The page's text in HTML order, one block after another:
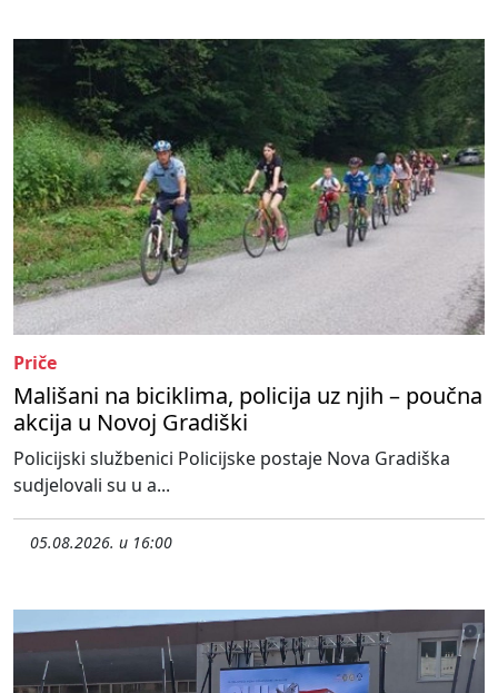
Priče
Mališani na biciklima, policija uz njih – poučna
akcija u Novoj Gradiški
Policijski službenici Policijske postaje Nova Gradiška
sudjelovali su u a...
05.08.2026. u 16:00